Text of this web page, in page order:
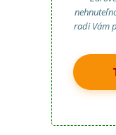
radi Vám